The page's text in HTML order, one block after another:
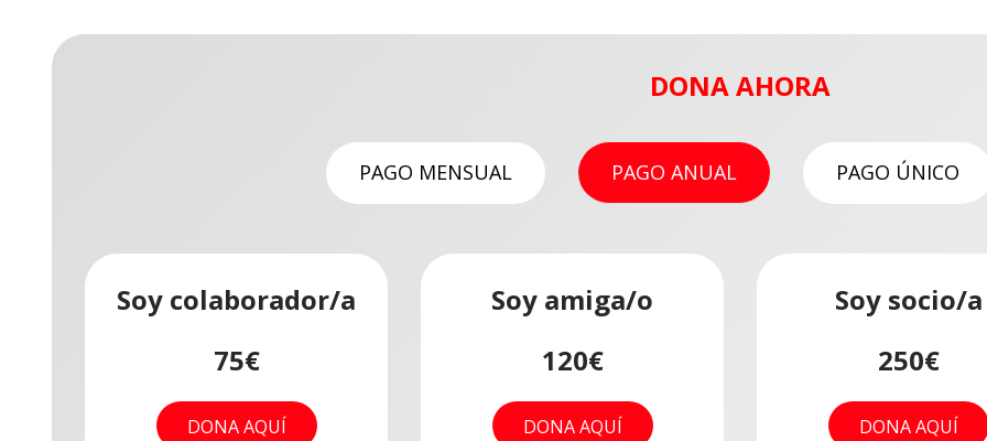
DONA AHORA
PAGO MENSUAL PAGO ANUAL PAGO ÚNICO
Soy
8€
Soy amiga/o
Soy socio/a
25€
DONA AQUÍ
Soy mecenas
DONA AQUÍ
Soy colaborador/a
75€
DONA AQUÍ
Soy amiga/o
120€
DONA AQUÍ
Soy socio/a
250€
DONA AQUÍ
De 20€ en
DONA
AQUÍ
¿Quieres realizar una
a ONG
código